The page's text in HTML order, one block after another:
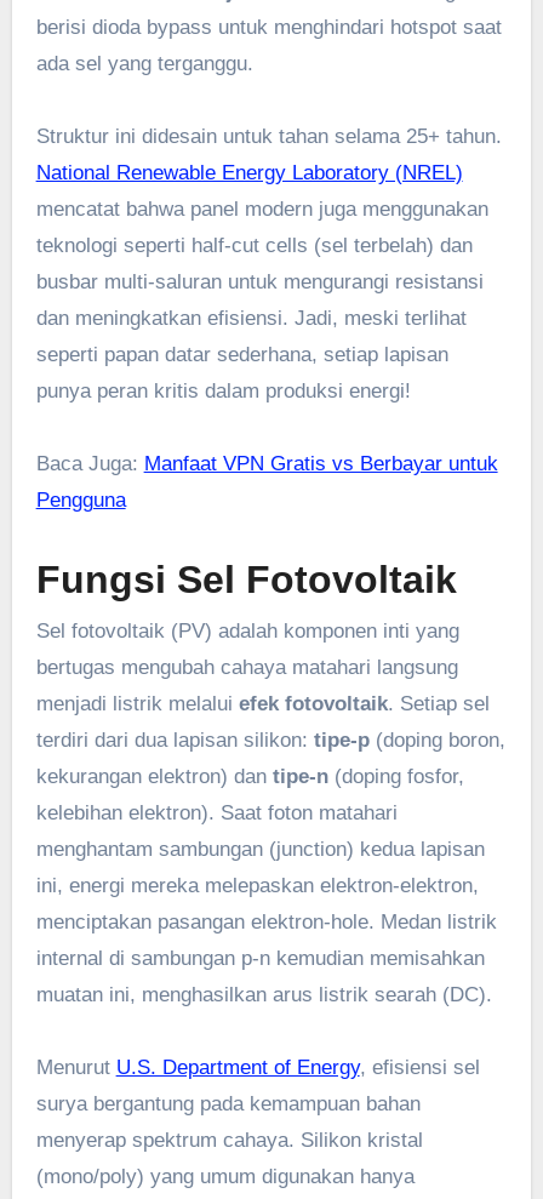
berisi dioda bypass untuk menghindari hotspot saat
ada sel yang terganggu.
Struktur ini didesain untuk tahan selama 25+ tahun.
National Renewable Energy Laboratory (NREL)
mencatat bahwa panel modern juga menggunakan
teknologi seperti half-cut cells (sel terbelah) dan
busbar multi-saluran untuk mengurangi resistansi
dan meningkatkan efisiensi. Jadi, meski terlihat
seperti papan datar sederhana, setiap lapisan
punya peran kritis dalam produksi energi!
Baca Juga: Manfaat VPN Gratis vs Berbayar untuk
Pengguna
Fungsi Sel Fotovoltaik
Sel fotovoltaik (PV) adalah komponen inti yang
bertugas mengubah cahaya matahari langsung
menjadi listrik melalui efek fotovoltaik. Setiap sel
terdiri dari dua lapisan silikon: tipe-p(doping boron,
kekurangan elektron) dan tipe-n(doping fosfor,
kelebihan elektron). Saat foton matahari
menghantam sambungan (junction) kedua lapisan
ini, energi mereka melepaskan elektron-elektron,
menciptakan pasangan elektron-hole. Medan listrik
internal di sambungan p-n kemudian memisahkan
muatan ini, menghasilkan arus listrik searah (DC).
Menurut U.S. Department of Energy, efisiensi sel
surya bergantung pada kemampuan bahan
menyerap spektrum cahaya. Silikon kristal
(mono/poly) yang umum digunakan hanya